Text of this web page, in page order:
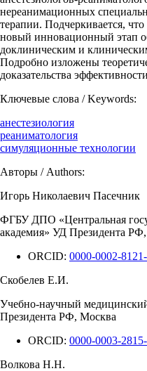
нереанимационных
терапии. Подчеркивается,
новый инновационный этап
доклиническим и
Подробно изложены
доказательства
Ключевые слова / Keywords:
анестезиология
реаниматология
симуляционные технологии
Авторы / Authors:
Игорь Николаевич Пасечник
ФГБУ ДПО «Центральная
академия» УД Президента
ORCID: 0000-0002-
Скобелев Е.И.
Учебно-научный
Президента РФ, Москва
ORCID: 0000-0003-
Волкова Н.Н.